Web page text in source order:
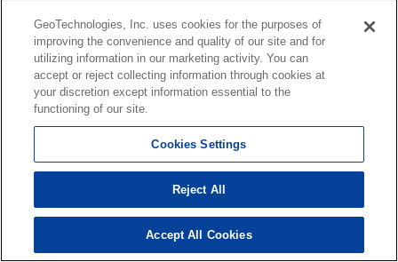
丹波市の薬局
丹波市の衣料品店
丹波市のおもちゃ屋
GeoTechnologies, Inc. uses cookies for the purposes of
improving the convenience and quality of our site and for
utilizing information in our marketing activity. You can
accept or reject collecting information through cookies at
your discretion except information essential to the
functioning of our site.
Cookies Settings
Reject All
Accept All Cookies